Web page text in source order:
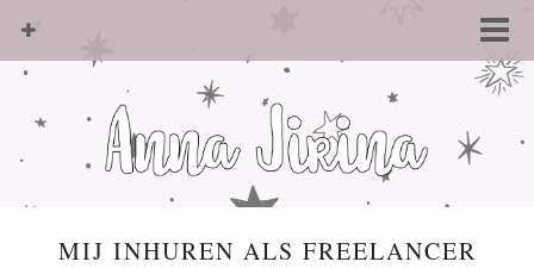
MIJ INHUREN ALS FREELANCER